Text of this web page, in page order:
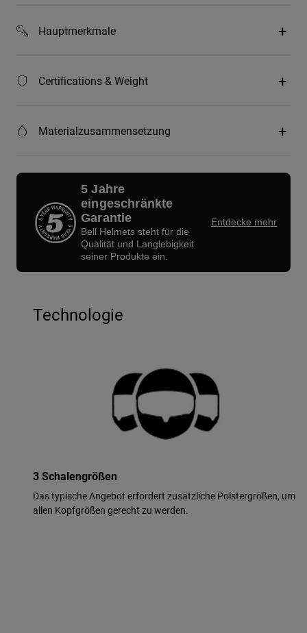
Hauptmerkmale
Certifications & Weight
Materialzusammensetzung
5 Jahre
eingeschränkte
Garantie
Bell Helmets steht für die
Qualität und Langlebigkeit
seiner Produkte ein.
Entdecke mehr
Technologie
3 Schalengrößen
Das typische Angebot erfordert zusätzliche Polstergrößen, um
allen Kopfgrößen gerecht zu werden.